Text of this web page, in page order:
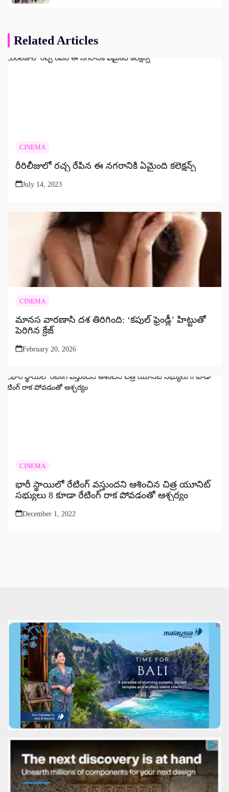
Related Articles
CINEMA
రీరిలీజులో రచ్చ రేపిన ఈ నగరానికి ఏమైంది కలెక్షన్స్
July 14, 2023
CINEMA
మానస వారణాసి దశ తిరిగింది: ‘కపుల్ ఫ్రెండ్లీ’ హిట్టుతో
పెరిగిన క్రేజ్
February 20, 2026
CINEMA
భారీ స్థాయిలో రేటింగ్ వస్తుందని ఆశించిన చిత్ర యూనిట్
సభ్యులు 8 కూడా రేటింగ్ రాక పోవడంతో ఆశ్చర్యం
December 1, 2022